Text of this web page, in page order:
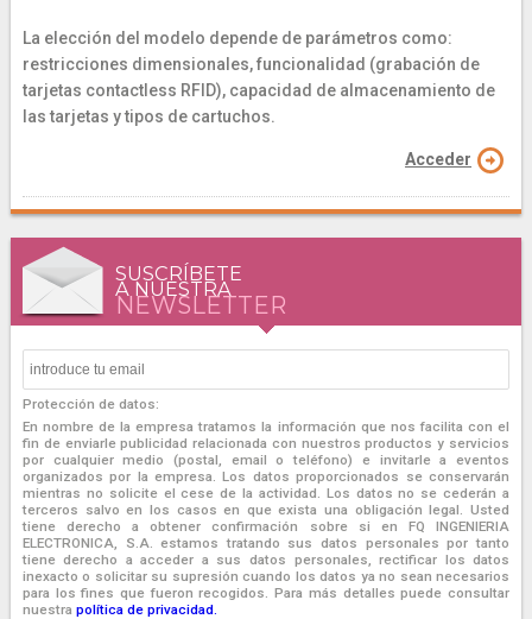
La elección del modelo depende de parámetros como:
restricciones dimensionales, funcionalidad (grabación de
tarjetas contactless RFID), capacidad de almacenamiento de
las tarjetas y tipos de cartuchos.
Acceder
SUSCRÍBETE
A NUESTRA
NEWSLETTER
Protección de datos:
En nombre de la empresa tratamos la información que nos facilita con el
fin de enviarle publicidad relacionada con nuestros productos y servicios
por cualquier medio (postal, email o teléfono) e invitarle a eventos
organizados por la empresa. Los datos proporcionados se conservarán
mientras no solicite el cese de la actividad. Los datos no se cederán a
terceros salvo en los casos en que exista una obligación legal. Usted
tiene derecho a obtener confirmación sobre si en FQ INGENIERIA
ELECTRONICA, S.A. estamos tratando sus datos personales por tanto
tiene derecho a acceder a sus datos personales, rectificar los datos
inexacto o solicitar su supresión cuando los datos ya no sean necesarios
para los fines que fueron recogidos. Para más detalles puede consultar
nuestra política de privacidad.